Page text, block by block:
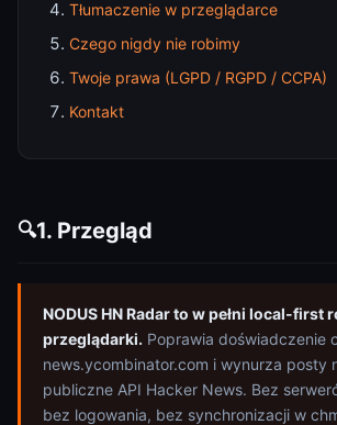
Tłumaczenie w przeglądarce
Czego nigdy nie robimy
Twoje prawa (LGPD / RGPD / CCPA)
Kontakt
🔍1. Przegląd
NODUS HN Radar to w pełni local-first
przeglądarki. Poprawia doświadczenie
news.ycombinator.com i wynurza posty
publiczne API Hacker News. Bez
bez logowania, bez synchronizacji w